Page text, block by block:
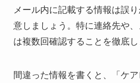
メール内に記載する情報は誤
意しましょう。特に連絡先や
は複数回確認することを徹底し
間違った情報を書くと、「ケ